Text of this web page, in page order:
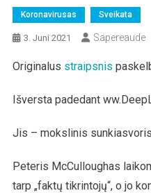
Koronavirusas Sveikata
3. Juni 2021 Sapereaude
Originalus straipsnis
Išversta padedant
Jis – mokslinis
Peteris McCulloughas
tarp „faktų tikrintojų“, o jo